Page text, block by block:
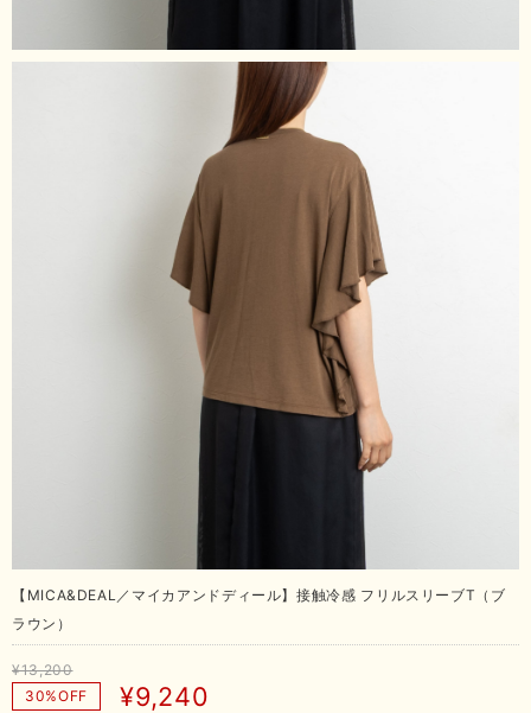
【MICA&DEAL／マイカアンドディール】接触冷感 フリルスリーブT（ブ
ラウン）
¥13,200
30%OFF
¥9,240